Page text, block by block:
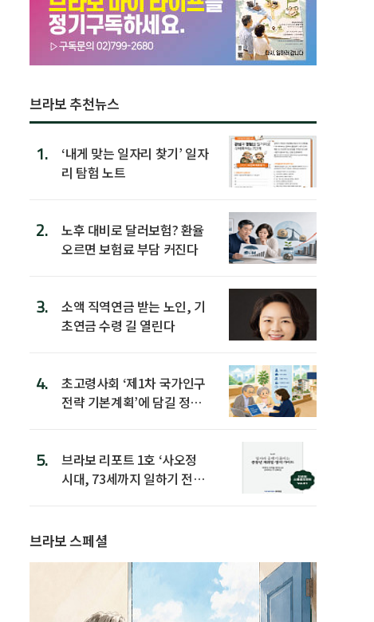
브라보 추천뉴스
1.
‘내게 맞는 일자리 찾기’ 일자
리 탐험 노트
2.
노후 대비로 달러보험? 환율
오르면 보험료 부담 커진다
3.
소액 직역연금 받는 노인, 기
초연금 수령 길 열린다
4.
초고령사회 ‘제1차 국가인구
전략 기본계획’에 담길 정책
5.
브라보 리포트 1호 ‘사오정
시대, 73세까지 일하기 전략’
브라보 스페셜